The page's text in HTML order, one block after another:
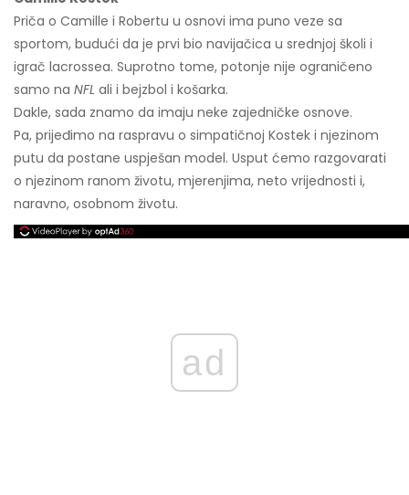
Priča o Camille i Robertu u osnovi ima puno veze sa
sportom, budući da je prvi bio navijačica u srednjoj školi i
igrač lacrossea. Suprotno tome, potonje nije ograničeno
samo na NFL ali i bejzbol i košarka.
Dakle, sada znamo da imaju neke zajedničke osnove.
Pa, prijeđimo na raspravu o simpatičnoj Kostek i njezinom
putu da postane uspješan model. Usput ćemo razgovarati
o njezinom ranom životu, mjerenjima, neto vrijednosti i,
naravno, osobnom životu.
ad